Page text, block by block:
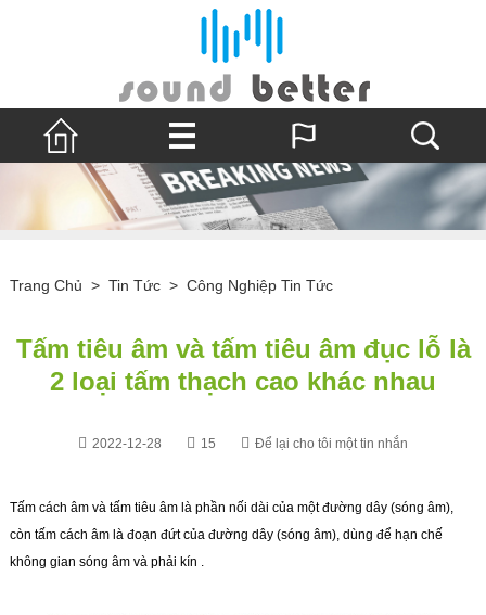
Trang Chủ > Tin Tức > Công Nghiệp Tin Tức
Tấm tiêu âm và tấm tiêu âm đục lỗ là
2 loại tấm thạch cao khác nhau
2022-12-28 15 Để lại cho tôi một tin nhắn
Tấm cách âm và tấm tiêu âm là phần nối dài của một đường dây (sóng âm),
còn tấm cách âm là đoạn đứt của đường dây (sóng âm), dùng để hạn chế
không gian sóng âm và phải kín .